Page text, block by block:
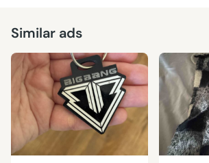
Similar ads